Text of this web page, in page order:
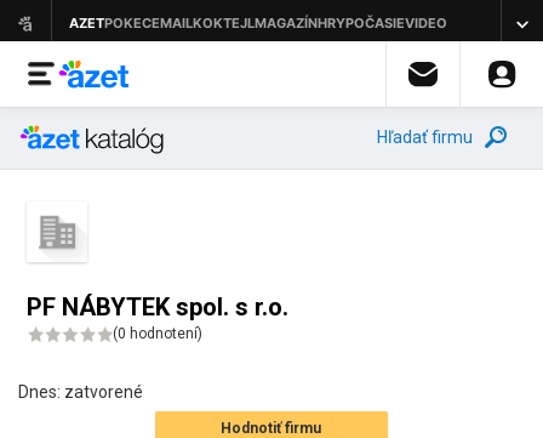
Hľadať firmu
PF NÁBYTEK spol. s r.o.
(0 hodnotení)
Dnes: zatvorené
Hodnotiť firmu